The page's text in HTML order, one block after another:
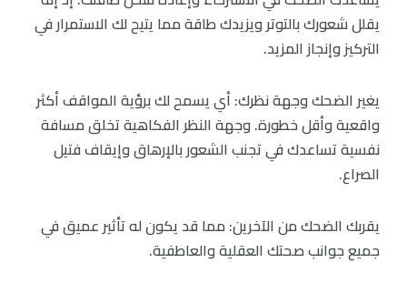
يقلل شعورك بالتوتر ويزيدك طاقة مما يتيح لك الاستمرار في
التركيز وإنجاز المزيد.
يغير الضحك وجهة نظرك: أي يسمح لك برؤية المواقف أكثر
واقعية وأقل خطورة. وجهة النظر الفكاهية تخلق مسافة
نفسية تساعدك في تجنب الشعور بالإرهاق وإيقاف فتيل
الصراع.
يقربك الضحك من الآخرين: مما قد يكون له تأثير عميق في
جميع جوانب صحتك العقلية والعاطفية.